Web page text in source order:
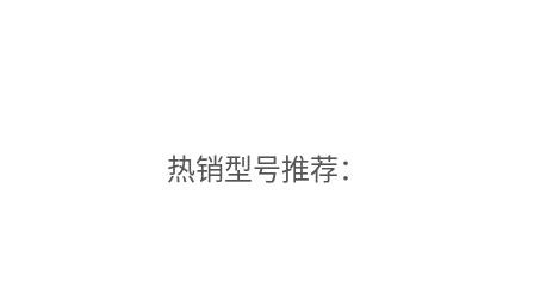
热销型号推荐：